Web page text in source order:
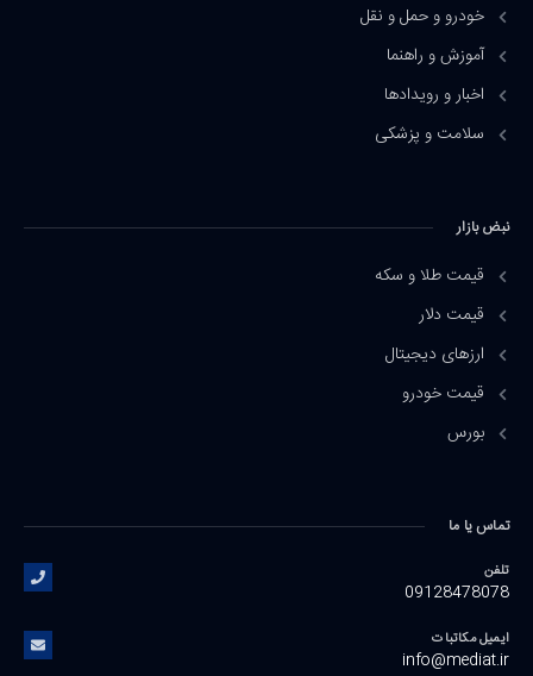
خودرو و حمل و نقل
آموزش و راهنما
اخبار و رویدادها
سلامت و پزشکی
نبض بازار
قیمت طلا و سکه
قیمت دلار
ارزهای دیجیتال
قیمت خودرو
بورس
تماس یا ما
تلفن
09128478078
ایمیل مکاتبات
info@mediat.ir